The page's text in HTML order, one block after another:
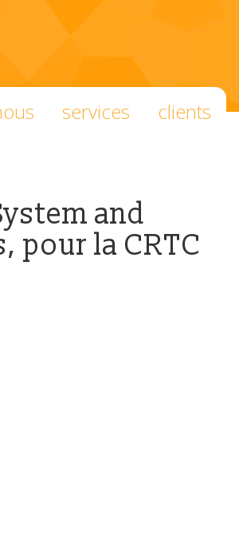
services clients
and
pour la CRTC